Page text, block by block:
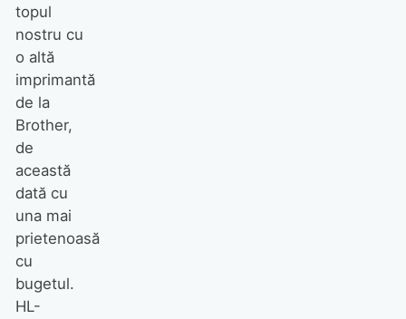
topul
nostru cu
o altă
imprimantă
de la
Brother,
de
această
dată cu
una mai
prietenoasă
cu
bugetul.
HL-